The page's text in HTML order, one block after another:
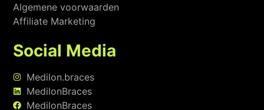
Algemene voorwaarden
Affiliate Marketing
Social Media
Medilon.braces
MedilonBraces
MedilonBraces